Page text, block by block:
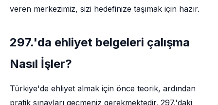
veren merkezimiz, sizi hedefinize taşımak için hazır.
297.'da ehliyet belgeleri çalışma
Nasıl İşler?
Türkiye'de ehliyet almak için önce teorik, ardından
pratik sınavları geçmeniz gerekmektedir. 297.'daki